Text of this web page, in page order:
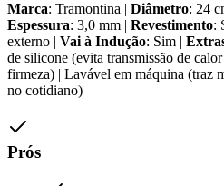
Marca: Tramontina | Diâmetro: 24
Espessura: 3,0 mm | Revestimento:
externo | Vai à Indução: Sim |
de silicone (evita transmissão de
firmeza) | Lavável em máquina (traz
no cotidiano)
Prós